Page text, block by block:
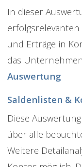
In dieser
und Erträge in
das
Auswertung
Saldenlisten &
Diese
über alle
Weitere